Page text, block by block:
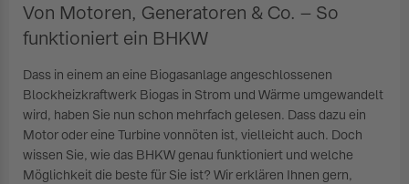
Von Motoren, Generatoren & Co. – So
funktioniert ein BHKW
Dass in einem an eine Biogasanlage angeschlossenen
Blockheizkraftwerk Biogas in Strom und Wärme umgewandelt
wird, haben Sie nun schon mehrfach gelesen. Dass dazu ein
Motor oder eine Turbine vonnöten ist, vielleicht auch. Doch
wissen Sie, wie das BHKW genau funktioniert und welche
Möglichkeit die beste für Sie ist? Wir erklären Ihnen gern,